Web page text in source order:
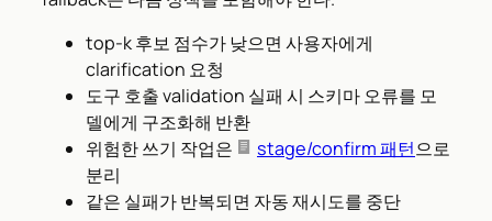
top-k 후보 점수가 낮으면 사용자에게
clarification 요청
도구 호출 validation 실패 시 스키마 오류를 모
델에게 구조화해 반환
위험한 쓰기 작업은
stage/confirm 패턴으로
분리
같은 실패가 반복되면 자동 재시도를 중단